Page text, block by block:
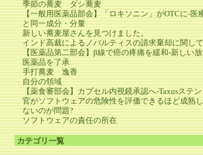
季節の蕎麦 ダシ蕎麦
【一般用医薬品部会】「ロキソニン」がOTCに‐医
と同一成分・分量
新しい蕎麦屋さんを見つけました。
インド高裁によるノバルティスの請求棄却に関して
【医薬品第二部会】β線で癌の疼痛を緩和‐新しい
医薬品を了承
手打蕎麦 逸香
自分の領域
【薬食審部会】カプセル内視鏡承認へ‐Taxusステ
官がソフトウェアの危険性を評価できるほど成熟
ないのが問題?
ソフトウェアの責任の所在
カテゴリ一覧